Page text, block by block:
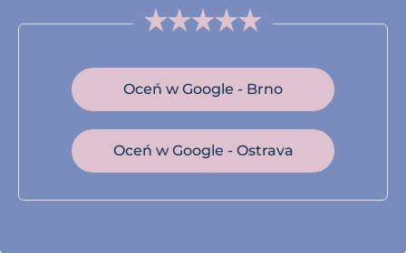
Oceń w Google - Brno
Oceń w Google - Ostrava